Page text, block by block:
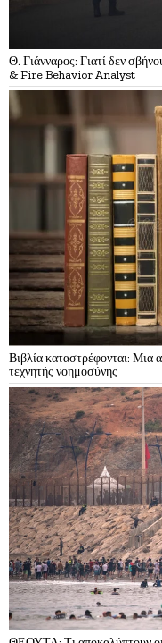
Θ. Γιάνναρος: Γιατί δεν
& Fire Behavior Analyst
Βιβλία καταστρέφονται: Μια
τεχνητής νοημοσύνης